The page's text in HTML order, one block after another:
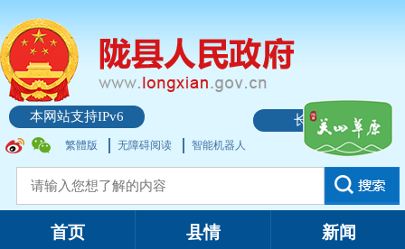
本网站支持IPv6 长者模式
繁體版 无障碍阅读 智能机器人
首页 县情 新闻